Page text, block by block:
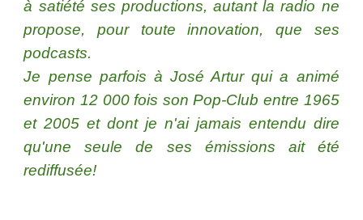
à satiété ses productions, autant la radio ne
propose, pour toute innovation, que ses
podcasts.
Je pense parfois à José Artur qui a animé
environ 12 000 fois son Pop-Club entre 1965
et 2005 et dont je n'ai jamais entendu dire
qu'une seule de ses émissions ait été
rediffusée!